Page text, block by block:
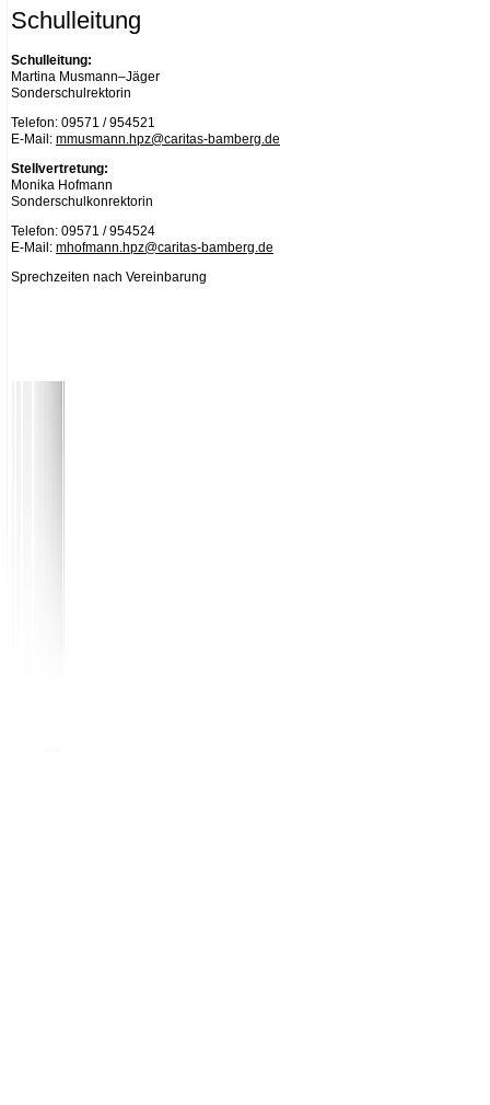
Schulleitung
Schulleitung:
Martina Musmann–Jäger
Sonderschulrektorin
Telefon: 09571 / 954521
E-Mail: mmusmann.hpz@caritas-bamberg.de
Stellvertretung:
Monika Hofmann
Sonderschulkonrektorin
Telefon: 09571 / 954524
E-Mail: mhofmann.hpz@caritas-bamberg.de
Sprechzeiten nach Vereinbarung